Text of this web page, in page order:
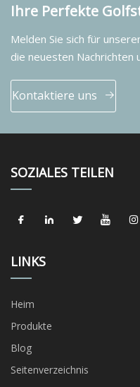
Ihre Perfekte
Melden Sie sich für
die neuesten Nachrichten
Kontaktiere uns
SOZIALES TEILEN
LINKS
Heim
Produkte
Blog
Seitenverzeichnis